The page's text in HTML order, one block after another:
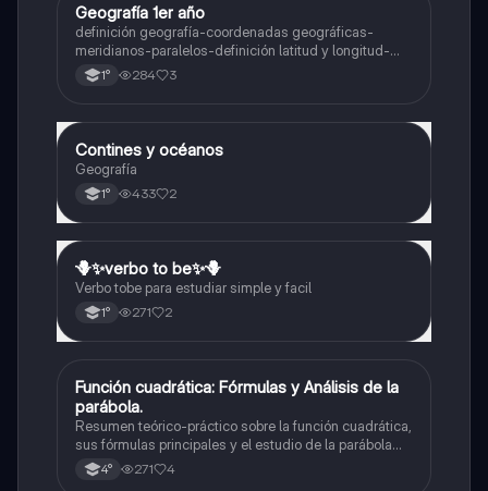
Geografía
Geografía 1er año
definición geografía-coordenadas geográficas-
meridianos-paralelos-definición latitud y longitud-
elementos del mapa-definición mapa-localización
relativa y absoluta
1° 284 3
Geografía
Contines y océanos
Geografía
1° 433 2
Inglés
🪻✨️verbo to be✨️🪻
Verbo tobe para estudiar simple y facil
1° 271 2
Matemáticas
Función cuadrática: Fórmulas y Análisis de la
parábola.
Resumen teórico-práctico sobre la función cuadrática,
sus fórmulas principales y el estudio de la parábola
como representación gráfica.Incluye desarrollo de la
forma general, cálculo de raíces, vértice y elementos
4° 271 4